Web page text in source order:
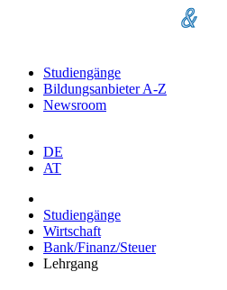
Studiengänge
Bildungsanbieter A-Z
Newsroom
DE
AT
Studiengänge
Wirtschaft
Bank/Finanz/Steuer
Lehrgang